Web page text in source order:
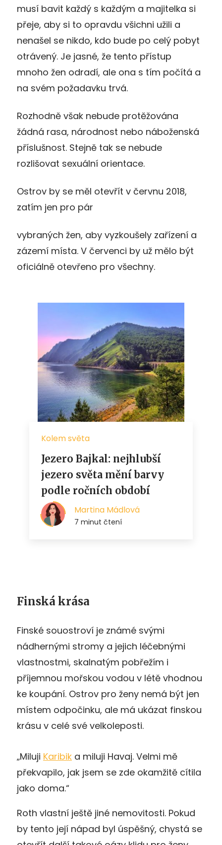
musí bavit každý s každým a majitelka si
přeje, aby si to opravdu všichni užili a
nenašel se nikdo, kdo bude po celý pobyt
otrávený. Je jasné, že tento přístup
mnoho žen odradí, ale ona s tím počítá a
na svém požadavku trvá.
Rozhodně však nebude protěžována
žádná rasa, národnost nebo náboženská
příslušnost. Stejně tak se nebude
rozlišovat sexuální orientace.
Ostrov by se měl otevřít v červnu 2018,
zatím jen pro pár
vybraných žen, aby vyzkoušely zařízení a
zázemí místa. V červenci by už mělo být
oficiálně otevřeno pro všechny.
Finská krása
Finské souostroví je známé svými
nádhernými stromy a jejich léčebnými
vlastnostmi, skalnatým pobřežím i
příjemnou mořskou vodou v létě vhodnou
ke koupání. Ostrov pro ženy nemá být jen
místem odpočinku, ale má ukázat finskou
krásu v celé své velkoleposti.
„Miluji Karibik a miluji Havaj. Velmi mě
překvapilo, jak jsem se zde okamžitě cítila
jako doma.“
Roth vlastní ještě jiné nemovitosti. Pokud
by tento její nápad byl úspěšný, chystá se